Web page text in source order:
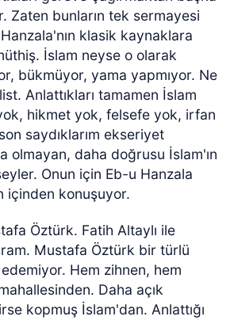
Zaten bunların tek sermayesi
klasik kaynaklara
İslam neyse o olarak
bükmüyor, yama yapmıyor. Ne
Anlattıkları tamamen İslam
hikmet yok, felsefe yok, irfan
saydıklarım ekseriyet
olmayan, daha doğrusu İslam'ın
Onun için Eb-u Hanzala
içinden konuşuyor.
Öztürk. Fatih Altaylı ile
Mustafa Öztürk bir türlü
Hem zihnen, hem
Daha açık
kopmuş İslam'dan. Anlattığı